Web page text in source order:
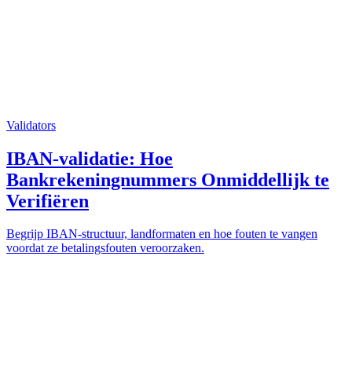
Validators
IBAN-validatie: Hoe
Bankrekeningnummers Onmiddellijk te
Verifiëren
Begrijp IBAN-structuur, landformaten en hoe fouten te vangen
voordat ze betalingsfouten veroorzaken.